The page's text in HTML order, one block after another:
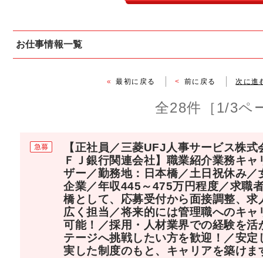
お仕事情報一覧
« 最初に戻る < 前に戻る 次に進
全28件［1/3ペ
【正社員／三菱UFJ人事サービス株式
ＦＪ銀行関連会社】職業紹介業務キャ
ザー／勤務地：日本橋／土日祝休み／
企業／年収445～475万円程度／求職
橋として、応募受付から面接調整、求
広く担当／将来的には管理職へのキャ
可能！／採用・人材業界での経験を活
テージへ挑戦したい方を歓迎！／安定
実した制度のもと、キャリアを築けま